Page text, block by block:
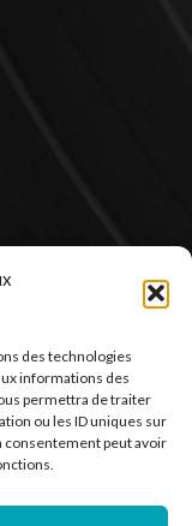
des technologies
informations des
permettra de traiter
ou les ID uniques sur
consentement peut avoir